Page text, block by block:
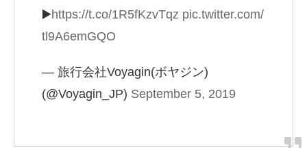
▶️https://t.co/1R5fKzvTqz pic.twitter.com/
tl9A6emGQO
— 旅行会社Voyagin(ボヤジン)
(@Voyagin_JP) September 5, 2019